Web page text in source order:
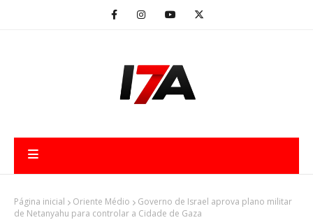
Página inicial Oriente Médio
Governo de Israel aprova plano militar
de Netanyahu para controlar a Cidade de Gaza